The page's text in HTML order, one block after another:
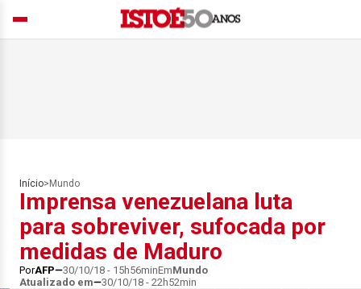
Início> Mundo
Imprensa venezuelana luta
para sobreviver, sufocada por
medidas de Maduro
PorAFP 30/10/18 - 15h56minEmMundo
Atualizado em
30/10/18 - 22h52min